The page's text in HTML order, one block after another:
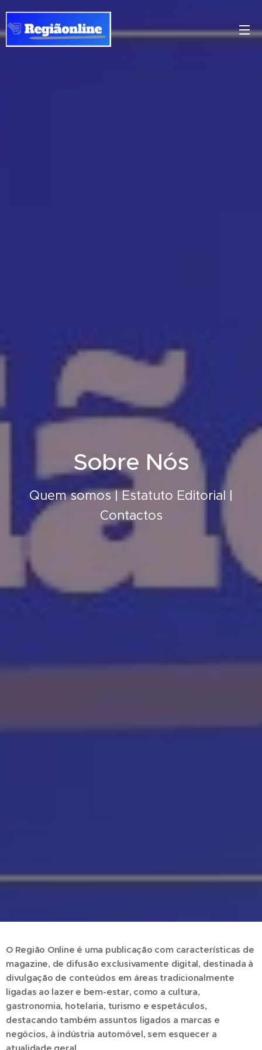
Sobre Nós
Quem somos | Estatuto Editorial |
Contactos
O Região Online é uma publicação com características de
magazine, de difusão exclusivamente digital, destinada à
divulgação de conteúdos em áreas tradicionalmente
ligadas ao lazer e bem-estar, como a cultura,
gastronomia, hotelaria, turismo e espetáculos,
destacando também assuntos ligados a marcas e
negócios, à indústria automóvel, sem esquecer a